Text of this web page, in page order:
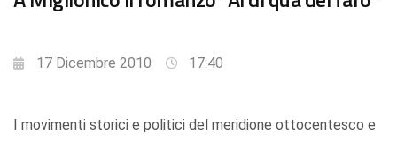
17 Dicembre 2010 17:40
I movimenti storici e politici del meridione ottocentesco e